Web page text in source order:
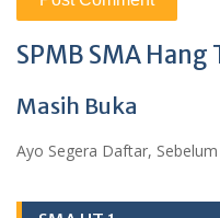
SPMB SMA Hang
Masih Buka
Ayo Segera Daftar,